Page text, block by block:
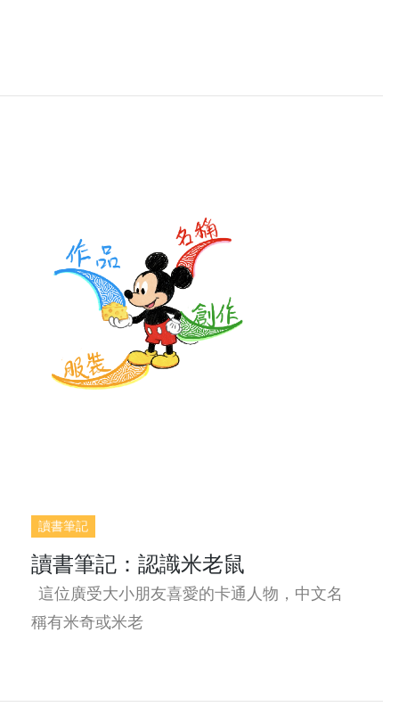
讀書筆記
讀書筆記：認識米老鼠
這位廣受大小朋友喜愛的卡通人物，中文名
稱有米奇或米老